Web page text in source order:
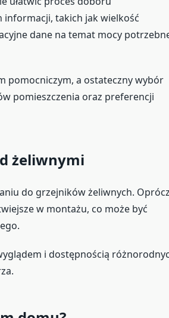
takich jak wielkość
dane na temat mocy
pomocniczym, a ostateczny wybór
pomieszczenia oraz preferencji
żeliwnymi
do grzejników żeliwnych. Oprócz
w montażu, co może być
i dostępnością